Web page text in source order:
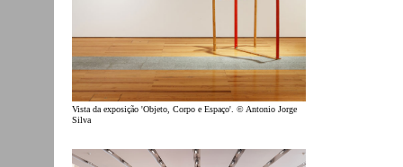
Vista da exposição 'Objeto, Corpo e Espaço'. © Antonio Jorge
Silva